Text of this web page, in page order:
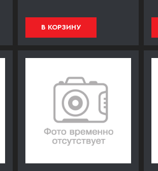
В КОРЗИНУ